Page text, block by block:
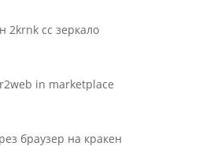
2krnk cc зеркало
in marketplace
браузер на кракен